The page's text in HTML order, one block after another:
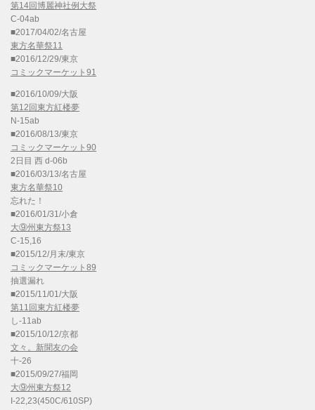
第14回博麗神社例大祭
C-04ab
■2017/04/02/名古屋
東方名華祭11
■2016/12/29/東京
コミックマーケット91
■2016/10/09/大阪
第12回東方紅楼夢
N-15ab
■2016/08/13/東京
コミックマーケット90
2日目 西 d-06b
■2016/03/13/名古屋
東方名華祭10
忘れた！
■2016/01/31/小倉
大⑨州東方祭13
C-15,16
■2015/12/月末/東京
コミックマーケット89
抽選漏れ
■2015/11/01/大阪
第11回東方紅楼夢
し-11ab
■2015/10/12/京都
文々。新聞友の会
十-26
■2015/09/27/福岡
大⑨州東方祭12
I-22,23(450C/610SP)